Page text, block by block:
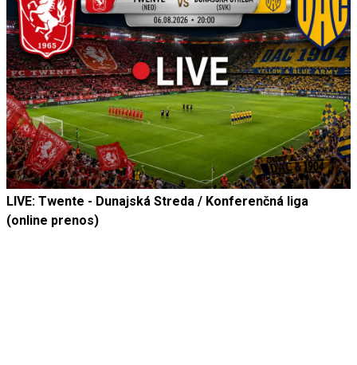
LIVE: Twente - Dunajská Streda / Konferenčná liga
(online prenos)